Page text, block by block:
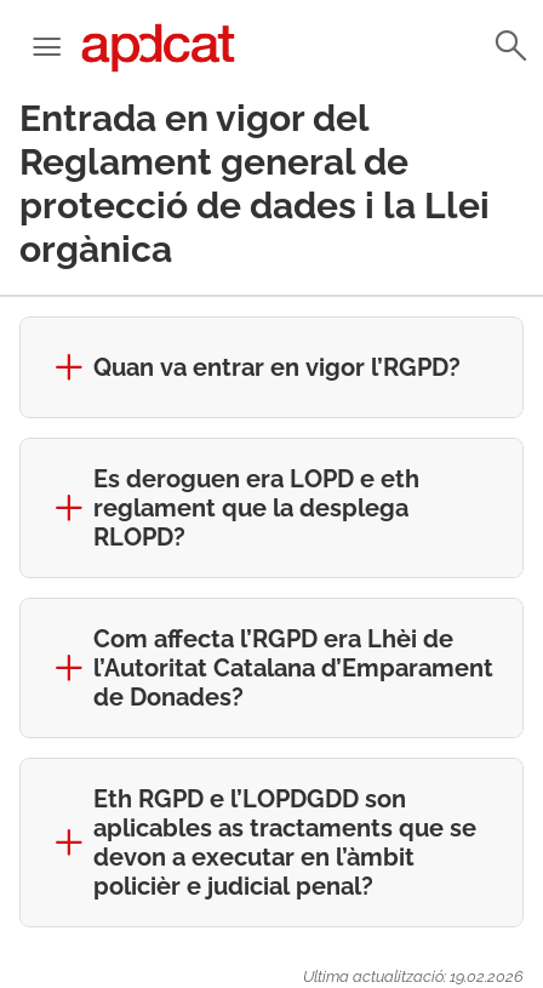
Entrada en vigor del
Reglament general de
protecció de dades i la Llei
orgànica
Quan va entrar en vigor l’RGPD?
Es deroguen era LOPD e eth
reglament que la desplega
RLOPD?
Com affecta l’RGPD era Lhèi de
l’Autoritat Catalana d’Emparament
de Donades?
Eth RGPD e l’LOPDGDD son
aplicables as tractaments que se
devon a executar en l’àmbit
policièr e judicial penal?
Ultima actualització: 19.02.2026